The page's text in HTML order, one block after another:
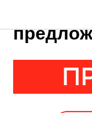
Кто не